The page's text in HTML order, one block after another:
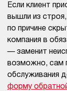
Если клиент
вышли из
по причине
компания в
— заменит
возможно, сам
обслуживания
форму